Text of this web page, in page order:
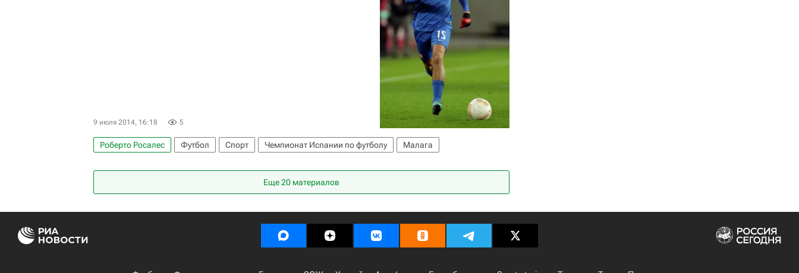
9 июля 2014, 16:18 5
Роберто Росалес Футбол Спорт Чемпионат Испании по футболу Малага
Еще 20 материалов